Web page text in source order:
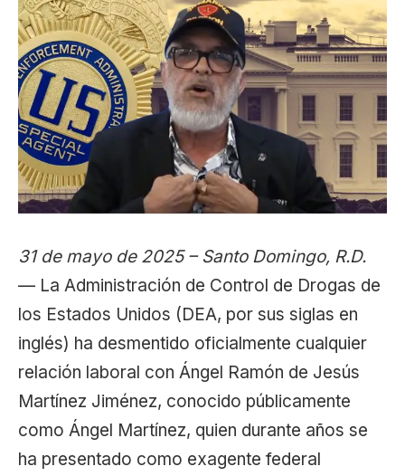
31 de mayo de 2025 – Santo Domingo, R.D.
— La Administración de Control de Drogas de
los Estados Unidos (DEA, por sus siglas en
inglés) ha desmentido oficialmente cualquier
relación laboral con Ángel Ramón de Jesús
Martínez Jiménez, conocido públicamente
como Ángel Martínez, quien durante años se
ha presentado como exagente federal